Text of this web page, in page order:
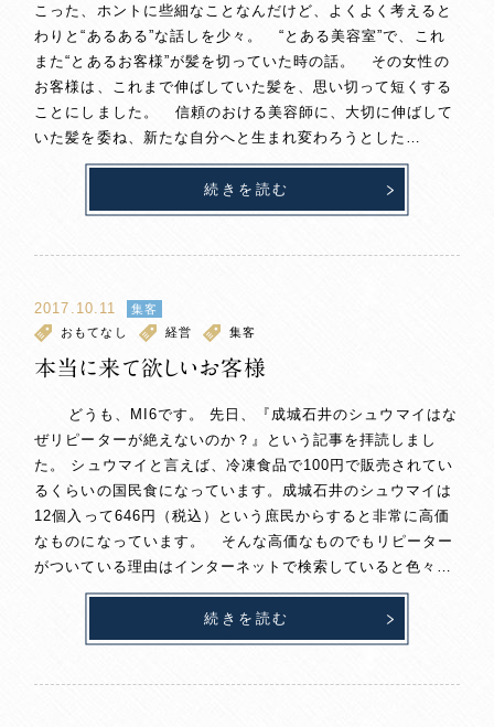
こった、ホントに些細なことなんだけど、よくよく考えると
わりと“あるある”な話しを少々。 “とある美容室”で、これ
また“とあるお客様”が髪を切っていた時の話。 その女性の
お客様は、これまで伸ばしていた髪を、思い切って短くする
ことにしました。 信頼のおける美容師に、大切に伸ばして
いた髪を委ね、新たな自分へと生まれ変わろうとした…
続きを読む
2017.10.11
集客
おもてなし
経営 集客
本当に来て欲しいお客様
どうも、MI6です。 先日、『成城石井のシュウマイはな
ぜリピーターが絶えないのか？』という記事を拝読しまし
た。 シュウマイと言えば、冷凍食品で100円で販売されてい
るくらいの国民食になっています。成城石井のシュウマイは
12個入って646円（税込）という庶民からすると非常に高価
なものになっています。 そんな高価なものでもリピーター
がついている理由はインターネットで検索していると色々…
続きを読む